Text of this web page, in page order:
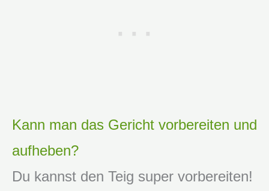
Kann man das Gericht vorbereiten und
aufheben?
Du kannst den Teig super vorbereiten!